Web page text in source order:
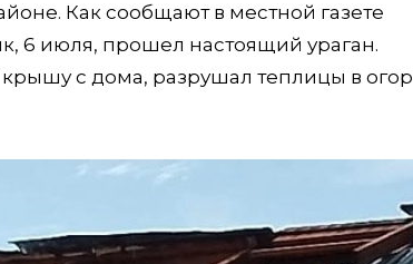
Как сообщают в местной газете
6 июля, прошел настоящий ураган.
с дома, разрушал теплицы в